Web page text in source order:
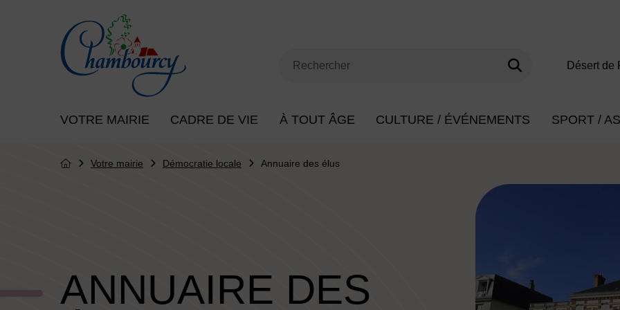
Retour à l'accueil
Recherche
Mots clés de minimum 3 caractères Lancer laDésert de
VOTRE MAIRIE CADRE DE VIE À TOUT ÂGE CULTURE / ÉVÉNEMENTS SPORT /
Page d'accueil du site
Votre mairie Démocratie locale Annuaire des élus
ANNUAIRE DES